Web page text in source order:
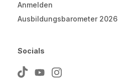
Anmelden
Ausbildungsbarometer 2026
Socials